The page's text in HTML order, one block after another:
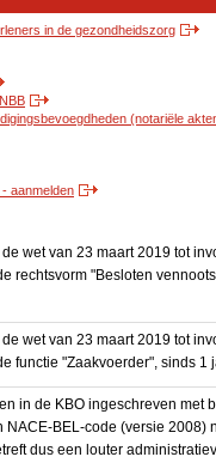
in de gezondheidszorg
(notariële
aanmelden
wet van 23 maart 2019 tot
rechtsvorm "Besloten
wet van 23 maart 2019 tot
functie "Zaakvoerder", sinds
in de KBO ingeschreven met
NACE-BEL-code (versie
dus een louter